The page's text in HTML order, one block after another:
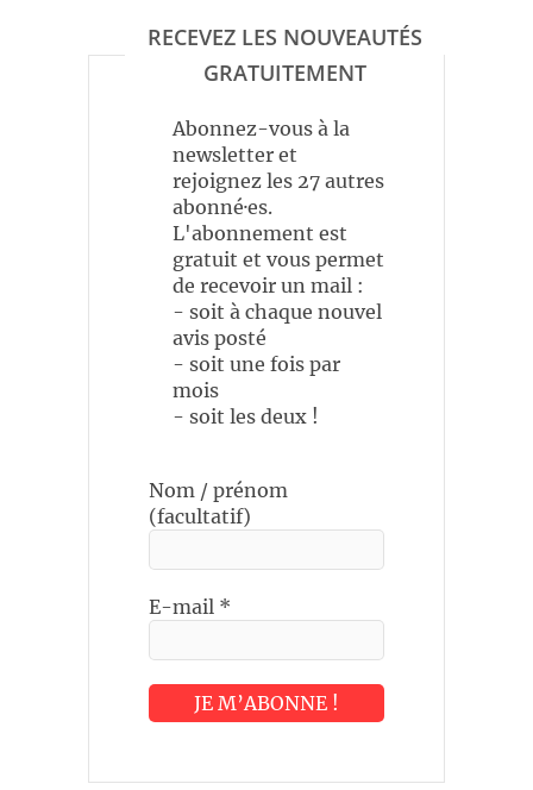
RECEVEZ LES NOUVEAUTÉS
GRATUITEMENT
Abonnez-vous à la
newsletter et
rejoignez les 27 autres
abonné·es.
L'abonnement est
gratuit et vous permet
de recevoir un mail :
- soit à chaque nouvel
avis posté
- soit une fois par
mois
- soit les deux !
Nom / prénom
(facultatif)
E-mail *